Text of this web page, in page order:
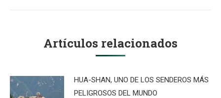
Artículos relacionados
HUA-SHAN, UNO DE LOS SENDEROS MÁS
PELIGROSOS DEL MUNDO